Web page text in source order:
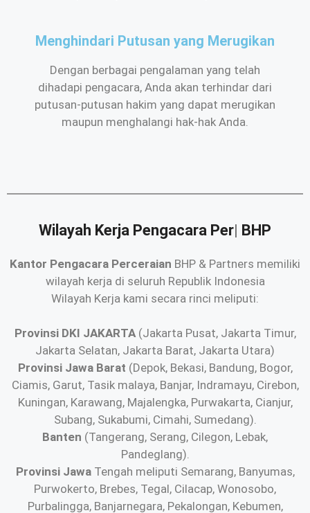
Menghindari Putusan yang Merugikan
Dengan berbagai pengalaman yang telah
dihadapi pengacara, Anda akan terhindar dari
putusan-putusan hakim yang dapat merugikan
maupun menghalangi hak-hak Anda.
Wilayah Kerja Pengacara Perceraian BHP
Kantor Pengacara Perceraian BHP & Partners memiliki
wilayah kerja di seluruh Republik Indonesia
Wilayah Kerja kami secara rinci meliputi:
Provinsi DKI JAKARTA(Jakarta Pusat, Jakarta Timur,
Jakarta Selatan, Jakarta Barat, Jakarta Utara)
Provinsi Jawa Barat (Depok, Bekasi, Bandung, Bogor,
Ciamis, Garut, Tasik malaya, Banjar, Indramayu, Cirebon,
Kuningan, Karawang, Majalengka, Purwakarta, Cianjur,
Subang, Sukabumi, Cimahi, Sumedang).
Banten (Tangerang, Serang, Cilegon, Lebak,
Pandeglang).
Provinsi JawaTengah meliputi Semarang, Banyumas,
Purwokerto, Brebes, Tegal, Cilacap, Wonosobo,
Purbalingga, Banjarnegara, Pekalongan, Kebumen,